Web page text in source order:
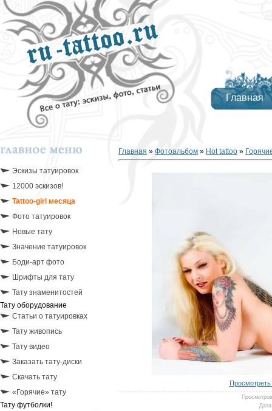
Главная
Эскизы татуировок
12000 эскизов!
Tattoo-girl месяца
Фото татуировок
Новые тату
Значение татуировок
Боди-арт фото
Шрифты для тату
Тату знаменитостей
Тату оборудование
Статьи о татуировках
Тату живопись
Тату видео
Заказать тату-диски
Скачать тату
«Горячие» тату
Тату футболки!
Главная » Фотоальбом » Hot tattoo »
Просмотров
Дата